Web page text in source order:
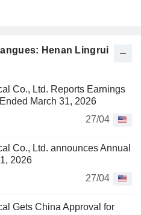
Henan Lingrui
Co., Ltd. Reports Earnings
March 31, 2026
27/04
Co., Ltd. announces Annual
2026
27/04
Gets China Approval for